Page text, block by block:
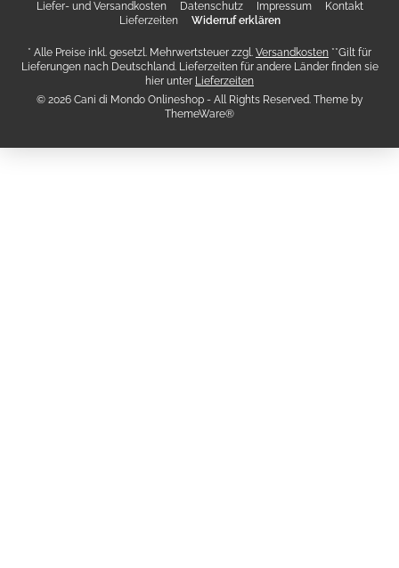
Liefer- und Versandkosten
Datenschutz Impressum
Kontakt
Lieferzeiten
Widerruf erklären
* Alle Preise inkl. gesetzl. Mehrwertsteuer zzgl. Versandkosten **Gilt für
Lieferungen nach Deutschland. Lieferzeiten für andere Länder finden sie
hier unter Lieferzeiten
© 2026 Cani di Mondo Onlineshop - All Rights Reserved. Theme by
ThemeWare®